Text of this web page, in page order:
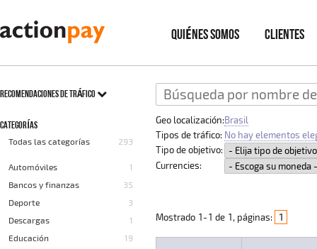
QUIÉNES SOMOS CLIENTES
RECOMENDACIONES DE TRÁFICO
CATEGORÍAS
Todas las categorías 293
Automóviles
1
Bancos y finanzas
35
Deporte
3
Descargas
1
Educación
19
Geo localización:Brasil
Tipos de tráfico: No hay elementos
Tipo de objetivo:
Currencies:
Mostrado 1-1 de 1, páginas: 1